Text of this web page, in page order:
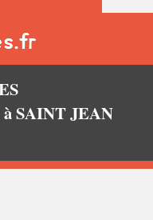
à SAINT JEAN